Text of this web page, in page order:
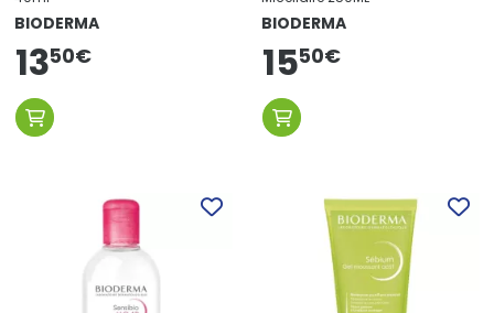
BIODERMA
1350€
BIODERMA
1550€